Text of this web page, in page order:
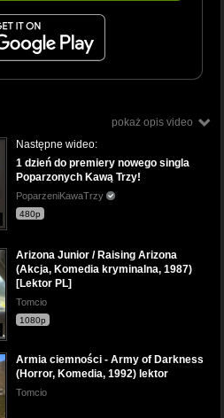
pokaż opis video
Następne wideo:
1 dzień do premiery nowego singla
Poparzonych Kawą Trzy!
PoparzeniKawaTrzy
480p
Arizona Junior / Raising Arizona
(Akcja, Komedia kryminalna, 1987)
[Lektor PL]
Tomcio
1080p
Armia ciemności - Army of Darkness
(Horror, Komedia, 1992) lektor
Tomcio